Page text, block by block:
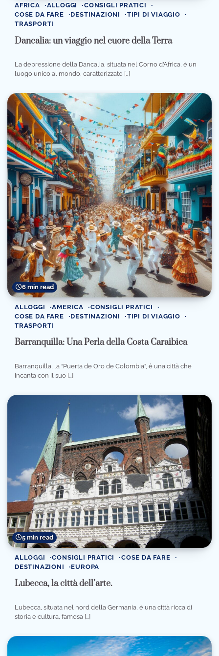
AFRICA ALLOGGI
CONSIGLI PRATICI
COSE DA FARE
DESTINAZIONI
TIPI DI VIAGGIO
TRASPORTI
Dancalia: un viaggio nel cuore della Terra
La depressione della Dancalia, situata nel Corno d’Africa, è un
luogo unico al mondo, caratterizzato […]
6 min read
ALLOGGI AMERICA
CONSIGLI PRATICI
COSE DA FARE
DESTINAZIONI
TIPI DI VIAGGIO
TRASPORTI
Barranquilla: Una Perla della Costa Caraibica
Barranquilla, la “Puerta de Oro de Colombia”, è una città che
incanta con il suo […]
5 min read
ALLOGGI CONSIGLI PRATICI
COSE DA FARE
DESTINAZIONI
EUROPA
Lubecca, la città dell’arte.
Lubecca, situata nel nord della Germania, è una città ricca di
storia e cultura, famosa […]